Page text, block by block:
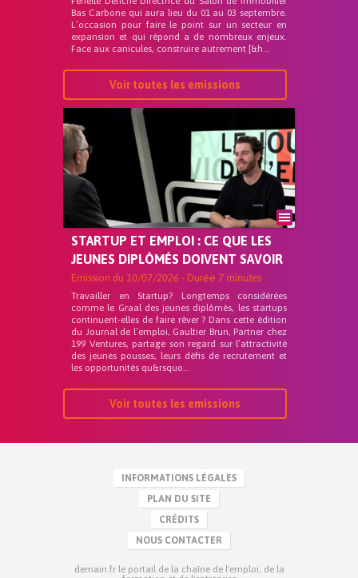
Bas Carbone qui aura lieu du 01 au 03 septembre.
L’occasion pour faire le point sur un secteur en
expansion et qui répond a de nombreux enjeux.
Face aux canicules, construire autrement [&h...
Voir toutes les emissions
STARTUP ET EMPLOI : CE QUE LES
JEUNES DIPLÔMÉS DOIVENT SAVOIR
Emission du 10/07/2026 - Durée 7 minutes
Travailler en Startup? Longtemps considérées
comme le Graal des jeunes diplômés, les startups
continuent-elles de faire rêver ? Dans cette édition
du Journal de l’emploi, Gaultier Brun, Partner chez
199 Ventures, partage son regard sur l’attractivité
des jeunes pousses, leurs défis de recrutement et
les opportunités qu&rsquo...
Voir toutes les emissions
INFORMATIONS LÉGALES
PLAN DU SITE
CRÉDITS
NOUS CONTACTER
demain.fr le portail de la chaîne de l'emploi, de la